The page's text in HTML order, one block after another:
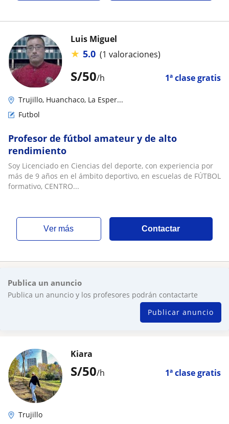
S/50/h 1ª clase gratis
Luis Miguel
★ 5.0 (1 valoraciones)
Trujillo, Huanchaco, La Esper...
Futbol
Profesor de fútbol amateur y de alto
rendimiento
Soy Licenciado en Ciencias del deporte, con experiencia por
más de 9 años en el ámbito deportivo, en escuelas de FÚTBOL
formativo, CENTRO...
ver más Contactar
Publica un anuncio
Publica un anuncio y los profesores podrán contactarte
Publicar anuncio
S/50/h 1ª clase gratis
Kiara
Trujillo